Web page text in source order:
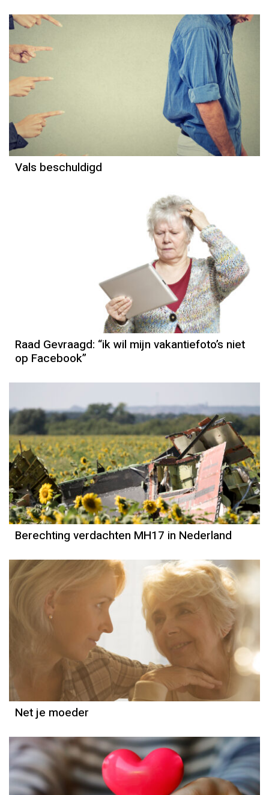
Vals beschuldigd
Raad Gevraagd: “ik wil mijn vakantiefoto’s niet
op Facebook”
Berechting verdachten MH17 in Nederland
Column
Else-Marie van den Eerenbeemt
Net je moeder